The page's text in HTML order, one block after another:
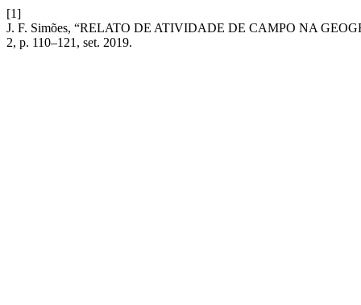
[1]
J. F. Simões, “RELATO DE ATIVIDADE DE CAMPO NA
2, p. 110–121, set. 2019.